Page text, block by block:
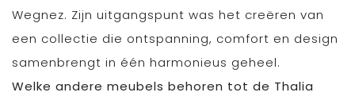
Wegnez. Zijn uitgangspunt was het creëren van
een collectie die ontspanning, comfort en design
samenbrengt in één harmonieus geheel.
Welke andere meubels behoren tot de Thalia